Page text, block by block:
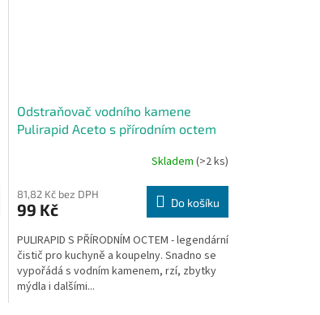
Odstraňovač vodního kamene
Pulirapid Aceto s přírodním octem
Skladem (>2 ks)
81,82 Kč bez DPH
99 Kč Do košíku
PULIRAPID S PŘÍRODNÍM OCTEM - legendární
čistič pro kuchyně a koupelny. Snadno se
vypořádá s vodním kamenem, rzí, zbytky
mýdla i dalšími...